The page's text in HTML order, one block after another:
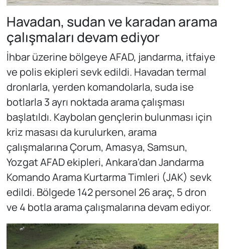
Havadan, sudan ve karadan arama
çalışmaları devam ediyor
İhbar üzerine bölgeye AFAD, jandarma, itfaiye
ve polis ekipleri sevk edildi. Havadan termal
dronlarla, yerden komandolarla, suda ise
botlarla 3 ayrı noktada arama çalışması
başlatıldı. Kaybolan gençlerin bulunması için
kriz masası da kurulurken, arama
çalışmalarına Çorum, Amasya, Samsun,
Yozgat AFAD ekipleri, Ankara'dan Jandarma
Komando Arama Kurtarma Timleri (JAK) sevk
edildi. Bölgede 142 personel 26 araç, 5 dron
ve 4 botla arama çalışmalarına devam ediyor.